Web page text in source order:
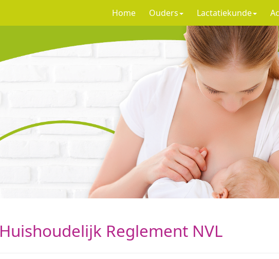
Home Ouders Lactatiekunde
Huishoudelijk Reglement NVL